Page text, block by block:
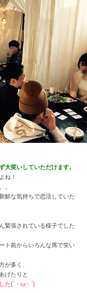
大笑いしていただけます。
ね！
。
鮮な気持ちで恋活していた
緊張されている様子でした
ト前からいろんな席で笑い
が多く、
げたりと
た(`・ω・´)